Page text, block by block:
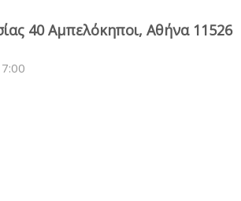
40 Αμπελόκηποι, Αθήνα 11526